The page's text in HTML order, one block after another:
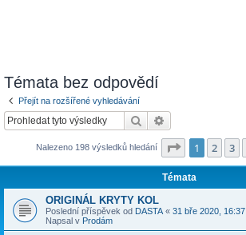
Témata bez odpovědí
Přejít na rozšířené vyhledávání
Hledat
Nalezeno 198 výsledků hledání Stránka z
1 2 3
Témata
ORIGINÁL KRYTY KOL
Poslední příspěvek od DASTA « 31 bře 2020, 16:37
Napsal v Prodám